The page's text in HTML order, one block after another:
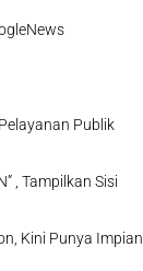
Publik
, Tampilkan Sisi
Kini Punya Impian